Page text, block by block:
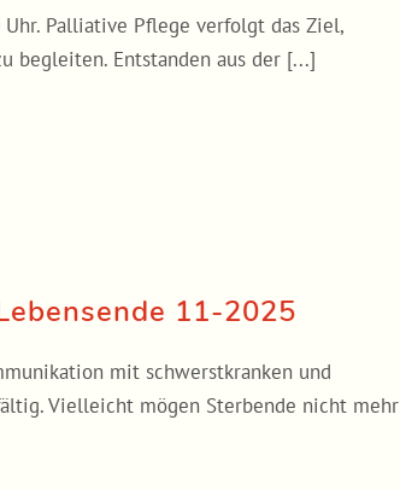
Palliative Pflege verfolgt das Ziel,
begleiten. Entstanden aus der [...]
11-2025
mit schwerstkranken und
Vielleicht mögen Sterbende nicht mehr